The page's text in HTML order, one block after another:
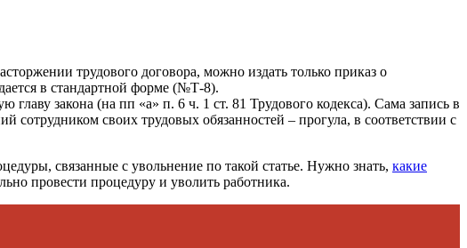
трудового договора, можно издать только приказ о
в стандартной форме (№Т-8).
закона (на пп «а» п. 6 ч. 1 ст. 81 Трудового кодекса). Сама запись в
своих трудовых обязанностей – прогула, в соответствии с
связанные с увольнение по такой статье. Нужно знать, какие
провести процедуру и уволить работника.